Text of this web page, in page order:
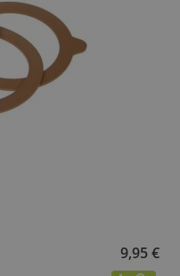
9,95 €